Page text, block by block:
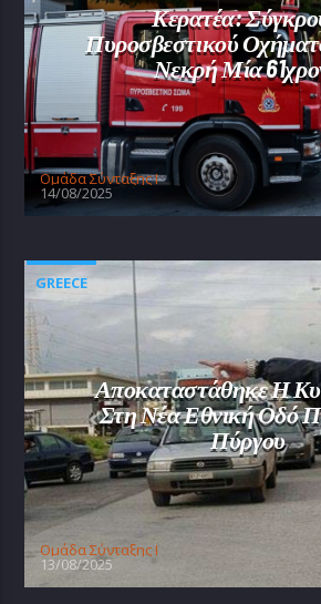
Κερατέα:
Πυροσβεστικού
Νεκρή Μία
Oμάδα Σύνταξης Ι
14/08/2025
GREECE
Αποκαταστάθηκε Η
Στη Νέα Εθνική Οδό
Πύργου
Oμάδα Σύνταξης Ι
13/08/2025